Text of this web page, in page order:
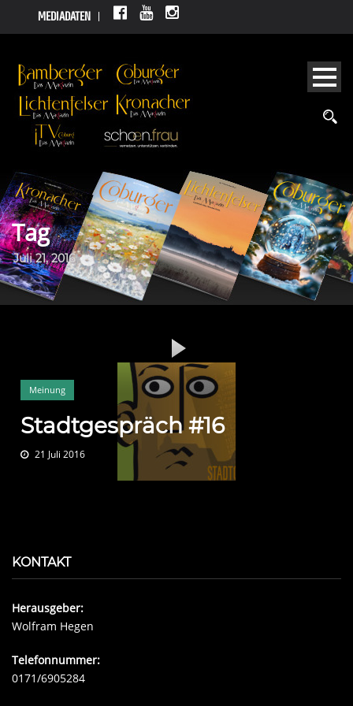
MEDIADATEN
Tag
Juli 21, 2016
Meinung
Stadtgespräch #16
21 Juli 2016
KONTAKT
Herausgeber:
Wolfram Hegen
Telefonnummer:
0171/6905284